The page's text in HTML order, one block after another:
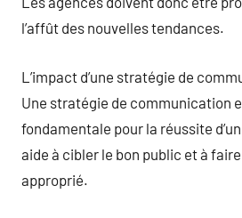
l’affût des nouvelles tendances.
L’impact d’une stratégie de
Une stratégie de communication
fondamentale pour la réussite
aide à cibler le bon public et à
approprié.